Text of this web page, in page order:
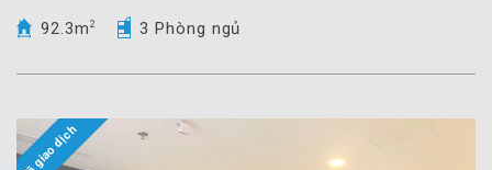
92.3m 2 3 Phòng ngủ